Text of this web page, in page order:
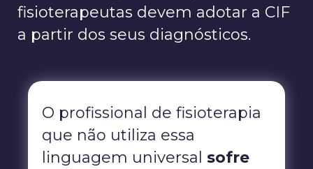
fisioterapeutas devem adotar a CIF
a partir dos seus diagnósticos.
O profissional de fisioterapia
que não utiliza essa
linguagem universal sofre